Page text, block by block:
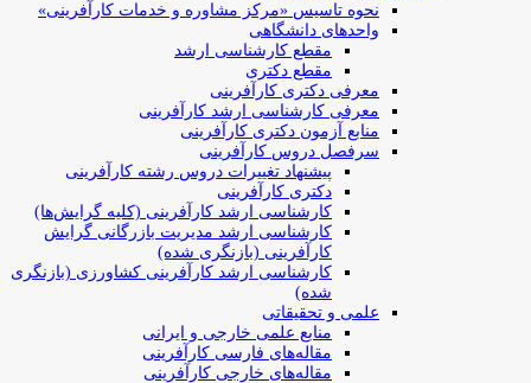
نحوه تاسیس «مرکز مشاوره و خدمات کارآفرینی»
واحدهای دانشگاهی
مقطع کارشناسی ارشد
مقطع دکتری
معرفی دکتری کارآفرینی
معرفی کارشناسی ارشد کارآفرینی
منابع آزمون دکتری کارآفرینی
سرفصل دروس کارآفرینی
پیشنهاد تغییرات دروس رشته کارآفرینی
دکتری کارآفرینی
کارشناسی ارشد کارآفرینی (کلیه گرایش‌ها)
کارشناسی ارشد مدیریت بازرگانی گرایش
کارآفرینی (بازنگری شده)
کارشناسی ارشد کارآفرینی کشاورزی (بازنگری
شده)
علمی و تحقیقاتی
منابع علمی خارجی و ایرانی
مقاله‌های فارسی کارآفرینی
مقاله‌های خارجی کارآفرینی